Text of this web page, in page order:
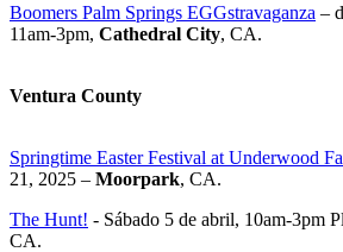
Boomers Palm Springs EGGstravaganza –
11am-3pm, Cathedral City, CA.
Ventura County
Springtime Easter Festival at Underwood
21, 2025 – Moorpark, CA.
The Hunt! - Sábado 5 de abril, 10am-3pm
CA.